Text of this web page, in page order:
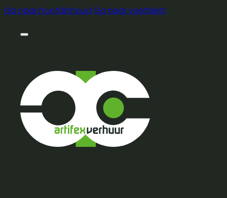
Ga naar hoofdinhoud Ga naar voettekst